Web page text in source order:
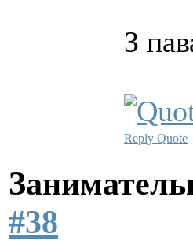
З
Reply Quote
#38